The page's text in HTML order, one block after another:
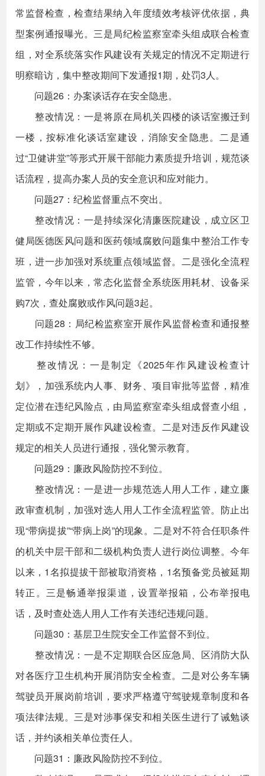
常监督检查，检查结果纳入年度绩效考核评优依据，典
型案例通报曝光。三是局纪检监察室牵头组成联合检查
组，对全系统落实作风建设有关规定的情况不定期进行
明察暗访，集中整改期间下发通报1期，处罚3人。
问题26：办案谈话存在安全隐患。
整改情况：一是将原在局机关四楼的谈话室搬迁到
一楼，按标准化谈话室建设，消除安全隐患。二是通
过“卫健讲堂”等形式开展干部能力素质提升培训，规范谈
话流程，提高办案人员的安全意识和应对能力。
问题27：纪检监督重点不突出。
整改情况：一是持续深化清廉医院建设，成立区卫
健局医德医风问题和医药领域腐败问题集中整治工作专
班，进一步加强对系统重点领域监督。二是强化全流程
监管，今年以来，常态化监督全系统医用耗材、设备采
购7次，查处腐败或作风问题3起。
问题28：局纪检监察室开展作风监督检查和通报整
改工作持续性不够。
整改情况：一是制定《2025年作风建设检查计
划》，加强系统内人事、财务、项目审批等监督，精准
定位潜在违纪风险点，由局监察室牵头组成督查小组，
定期或不定期开展作风建设检查。二是对违反作风建设
规定的相关人员进行通报，强化警示教育。
问题29：廉政风险防控不到位。
整改情况：一是进一步规范选人用人工作，建立廉
政审查机制，加强对选人用人工作全流程监管。防止出
现“带病提拔”“带病上岗”的现象。二是对不符合任职条件
的机关中层干部和二级机构负责人进行岗位调整。今年
以来，1名拟提拔干部被取消资格，1名预备党员被延期
转正。三是畅通举报渠道，设置举报箱，公布举报电
话，及时查处选人用人工作有关违纪违规问题。
问题30：基层卫生院安全工作监督不到位。
整改情况：一是不定期联合区应急局、区消防大队
对各医疗卫生机构开展消防安全检查。二是对公务车辆
驾驶员开展岗前培训，要求严格遵守驾驶规章制度和各
项法律法规。三是对涉事保安和相关医生进行了诫勉谈
话，并约谈相关单位责任人。
问题31：廉政风险防控不到位。